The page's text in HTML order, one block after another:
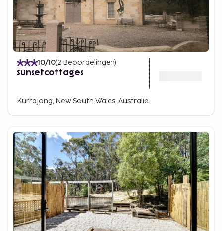
10/10(2 Beoordelingen)
Sunsetcottages
Kurrajong, New South Wales, Australië